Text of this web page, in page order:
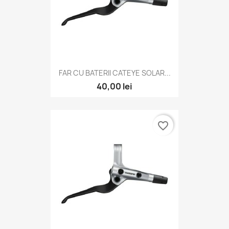
FAR CU BATERII CATEYE SOLAR...
40,00 lei
favorite_border